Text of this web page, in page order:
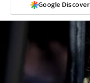
Google Discover